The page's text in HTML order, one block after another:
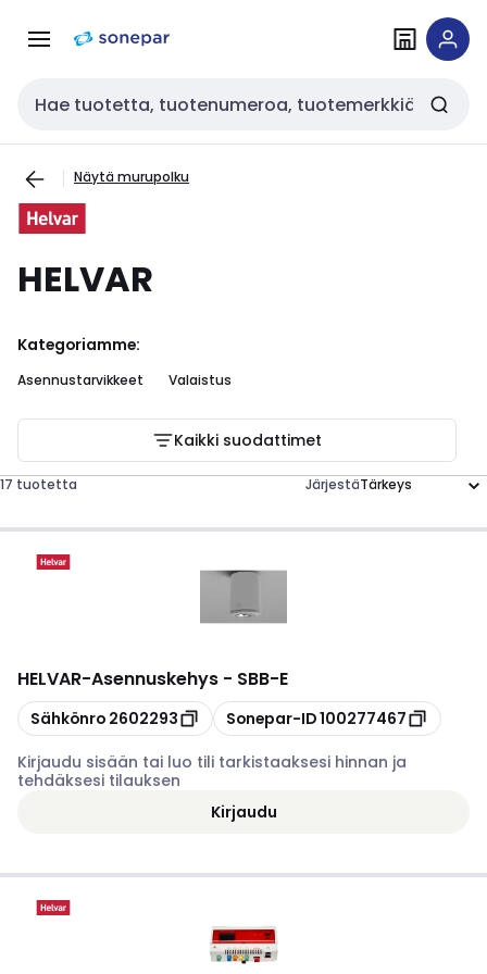
navigointiinsisältöön
Haku
Näytä murupolku
HELVAR
Kategoriamme:
Asennustarvikkeet Valaistus
Kaikki suodattimet
17 tuotetta Järjestä
HELVAR-Asennuskehys - SBB-E
Kopioi
Sähkönro 2602293 Kopioi
Sonepar-ID100277467
Kirjaudu sisään tai luo tili tarkistaaksesi hinnan ja
tehdäksesi tilauksen
Kirjaudu